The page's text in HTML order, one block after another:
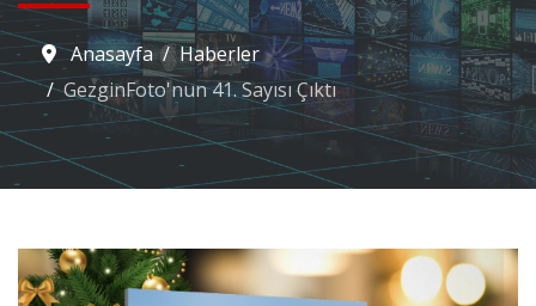
Anasayfa
Haberler
GezginFoto'nun 41. Sayısı Çıktı